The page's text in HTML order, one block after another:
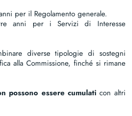
per il Regolamento generale.
anni per i Servizi di Interesse
diverse tipologie di sostegni
alla Commissione, finché si rimane
possono essere cumulaticon altri